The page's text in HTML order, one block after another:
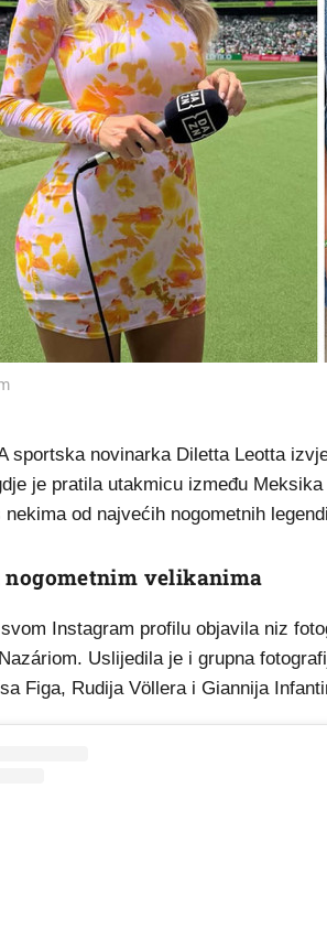
sportska novinarka Diletta Leotta
je pratila utakmicu između
od najvećih nogometnih
nogometnim velikanima
Instagram profilu objavila niz
Uslijedila je i grupna
Figa, Rudija Völlera i Giannija